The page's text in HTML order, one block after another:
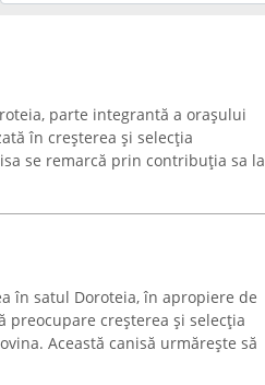
parte integrantă a orașului
în creșterea și selecția
se remarcă prin contribuția sa la
în satul Doroteia, în apropiere de
preocupare creșterea și selecția
Această canisă urmărește să